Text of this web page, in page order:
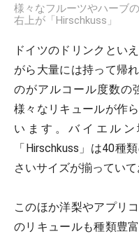
様々なフルーツやハーブ
右上が「Hirschkuss」
ドイツのドリンクとい
がら大量には持って帰
のがアルコール度数の
様々なリキュールが作
います。バイエル
「Hirschkuss」は40種
さいサイズが揃ってい
このほか洋梨やアプリ
のリキュールも種類豊